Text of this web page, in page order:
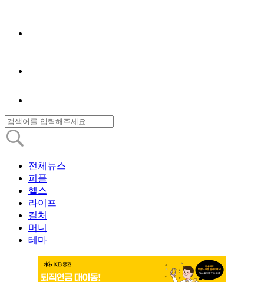
전체뉴스
피플
헬스
라이프
컬처
머니
테마